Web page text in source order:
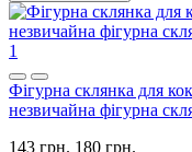
1
Фігурна склянка для
незвичайна фігурна
143 грн. 180 грн.